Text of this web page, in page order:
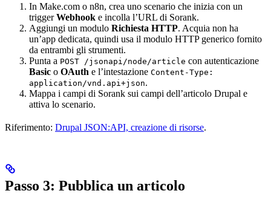
In Make.com o n8n, crea uno scenario che inizia con un
triggerWebhook e incolla l’URL di Sorank.
Aggiungi un modulo Richiesta HTTP. Acquia non ha
un’app dedicata, quindi usa il modulo HTTP generico fornito
da entrambi gli strumenti.
Punta a POST /jsonapi/node/article con autenticazione
Basic o OAuth e l’intestazione Content-Type:
application/vnd.api+json.
Mappa i campi di Sorank sui campi dell’articolo Drupal e
attiva lo scenario.
Riferimento: Drupal JSON:API, creazione di risorse.
Passo 3: Pubblica un articolo